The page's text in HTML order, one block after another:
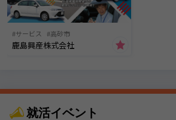
サービス 高砂市
鹿島興産株式会社
就活イベント